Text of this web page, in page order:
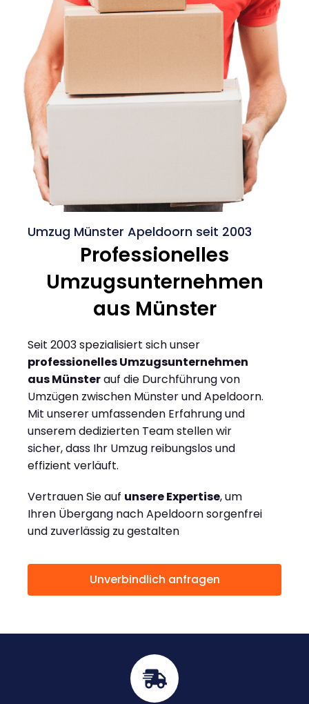
Umzug Münster Apeldoorn seit 2003
Professionelles
Umzugsunternehmen
aus Münster
Seit 2003 spezialisiert sich unser
professionelles Umzugsunternehmen
aus Münsterauf die Durchführung von
Umzügen zwischen Münster und Apeldoorn.
Mit unserer umfassenden Erfahrung und
unserem dedizierten Team stellen wir
sicher, dass Ihr Umzug reibungslos und
effizient verläuft.
Vertrauen Sie auf unsere Expertise, um
Ihren Übergang nach Apeldoorn sorgenfrei
und zuverlässig zu gestalten
Unverbindlich anfragen